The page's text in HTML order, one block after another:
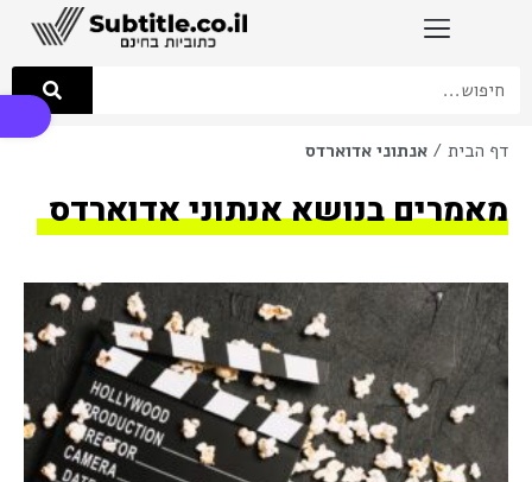
פתח דף הבית / אנתוני אדוארדס
מאמרים בנושא אנתוני אדוארדס